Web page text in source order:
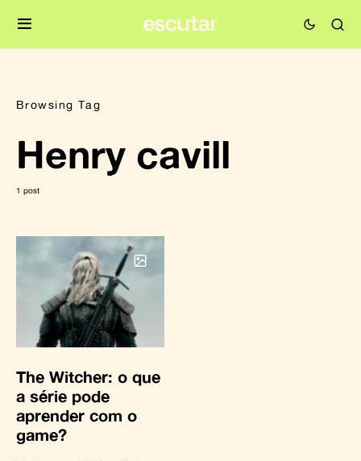
Browsing Tag
Henry cavill
1 post
The Witcher: o que
a série pode
aprender com o
game?